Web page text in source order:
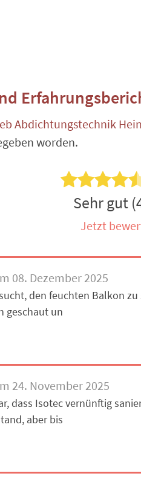
Abdichtungstechnik
worden.
Sehr gut
Jetzt
08. Dezember 2025
den feuchten Balkon
geschaut un
24. November 2025
dass Isotec vernünftig
aber bis